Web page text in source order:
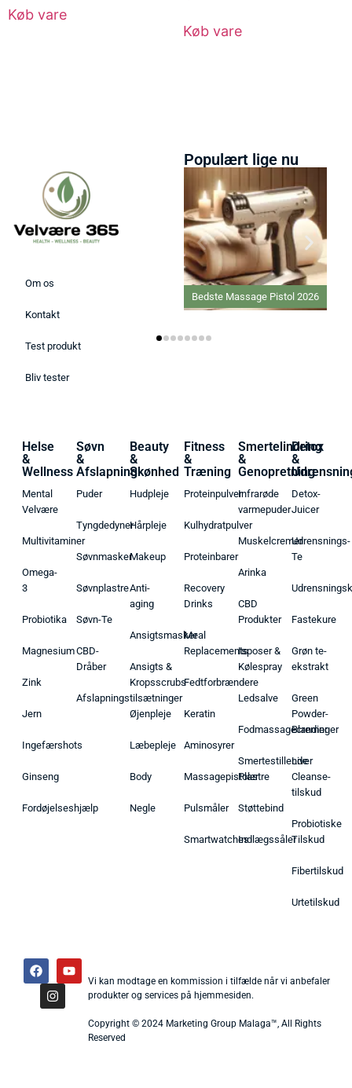
Køb vare
Køb vare
Om os
Kontakt
Test produkt
Bliv tester
Populært lige nu
Bedste Massage Pistol 2026
Helse
&
Wellness
Mental
Velvære
Multivitaminer
Omega-
3
Probiotika
Magnesium
Zink
Jern
Ingefærshots
Ginseng
Fordøjelseshjælp
Søvn
&
Afslapning
Puder
Tyngdedyner
Søvnmasker
Søvnplastre
Søvn-Te
CBD-
Dråber
Afslapningstilsætninger
Beauty
&
Skønhed
Hudpleje
Hårpleje
Makeup
Anti-
aging
Ansigtsmasker
Ansigts &
Kropsscrubs
Øjenpleje
Læbepleje
Body
Negle
Fitness
&
Træning
Proteinpulver
Kulhydratpulver
Proteinbarer
Recovery
Drinks
Meal
Replacements
Fedtforbrændere
Keratin
Aminosyrer
Massagepistoler
Pulsmåler
Smartwatches
Smertelindring
&
Genopretning
Infrarøde
varmepuder
Muskelcremer
Arinka
CBD
Produkter
Isposer &
Kølespray
Ledsalve
Fodmassagecremer
Smertestillende
Plastre
Støttebind
Indlægssåler
Detox
&
Detox-
Juicer
Udrensnings-
Te
Fastekure
Grøn te-
ekstrakt
Green
Powder-
Blandinger
Liver
Cleanse-
tilskud
Probiotiske
Tilskud
Fibertilskud
Urtetilskud
Vi kan modtage en kommission i tilfælde når vi anbefaler
produkter og services på hjemmesiden.
Copyright © 2024 Marketing Group Malaga™, All Rights
Reserved